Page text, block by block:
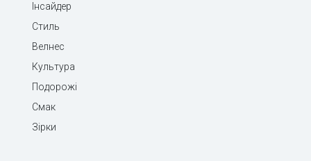
Інсайдер
Стиль
Велнес
Культура
Подорожі
Смак
Зірки